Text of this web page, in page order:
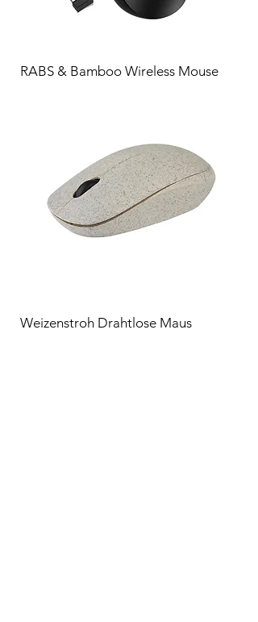
RABS & Bamboo Wireless Mouse
Weizenstroh Drahtlose Maus